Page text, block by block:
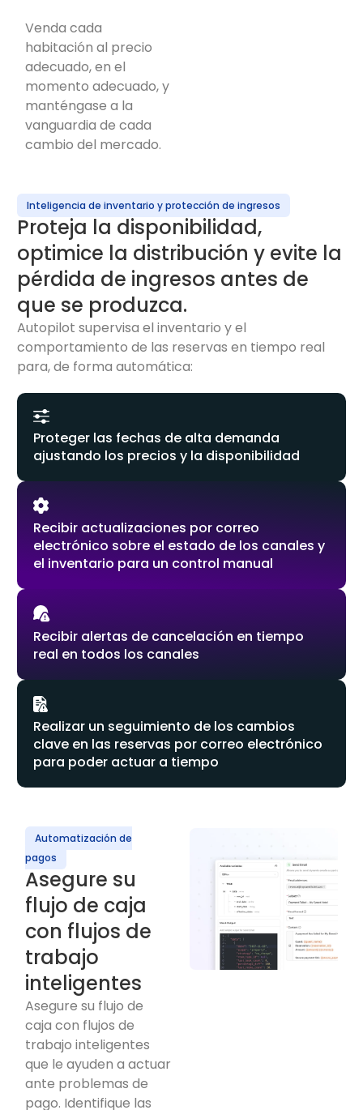
Venda cada
habitación al precio
adecuado, en el
momento adecuado, y
manténgase a la
vanguardia de cada
cambio del mercado.
Inteligencia de inventario y protección de ingresos
Proteja la disponibilidad,
optimice la distribución y evite la
pérdida de ingresos antes de
que se produzca.
Autopilot supervisa el inventario y el
comportamiento de las reservas en tiempo real
para, de forma automática:
Proteger las fechas de alta demanda
ajustando los precios y la disponibilidad
Recibir actualizaciones por correo
electrónico sobre el estado de los canales y
el inventario para un control manual
Recibir alertas de cancelación en tiempo
real en todos los canales
Realizar un seguimiento de los cambios
clave en las reservas por correo electrónico
para poder actuar a tiempo
Automatización de
pagos
Asegure su
flujo de caja
con flujos de
trabajo
inteligentes
Asegure su flujo de
caja con flujos de
trabajo inteligentes
que le ayuden a actuar
ante problemas de
pago. Identifique las